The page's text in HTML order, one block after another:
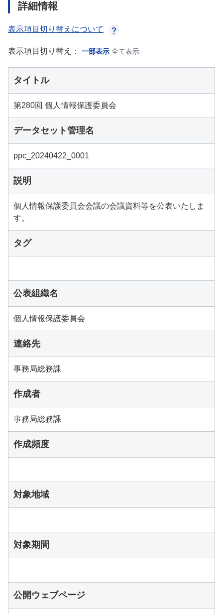
詳細情報
表示項目切り替えについて
表示項目切り替え： 一部表示 全て表示
タイトル
第280回 個人情報保護委員会
データセット管理名
ppc_20240422_0001
説明
個人情報保護委員会会議の会議資料等を公表いたしま
す。
タグ
公表組織名
個人情報保護委員会
連絡先
事務局総務課
作成者
事務局総務課
作成頻度
対象地域
対象期間
公開ウェブページ